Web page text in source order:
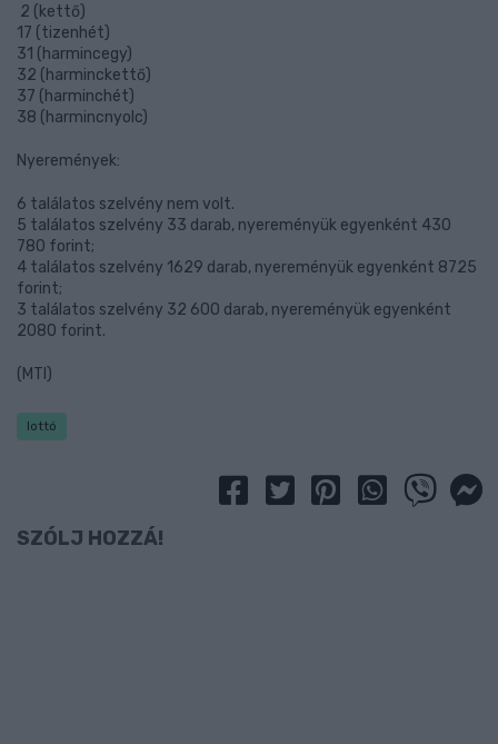
2 (kettő)
17 (tizenhét)
31 (harmincegy)
32 (harminckettő)
37 (harminchét)
38 (harmincnyolc)
Nyeremények:
6 találatos szelvény nem volt.
5 találatos szelvény 33 darab, nyereményük egyenként 430
780 forint;
4 találatos szelvény 1629 darab, nyereményük egyenként 8725
forint;
3 találatos szelvény 32 600 darab, nyereményük egyenként
2080 forint.
(MTI)
lottó
SZÓLJ HOZZÁ!